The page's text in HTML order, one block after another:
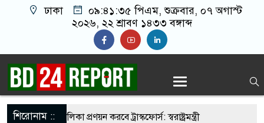
ঢাকা ০৯:৪১:৩৬ পিএম, শুক্রবার, ০৭ অগাস্ট
২০২৬, ২২ শ্রাবণ ১৪৩৩ বঙ্গাব্দ
শিরোনাম ::তালিকা প্রণয়ন করবে ট্রাস্কফোর্স: স্বরাষ্ট্রমন্ত্রী